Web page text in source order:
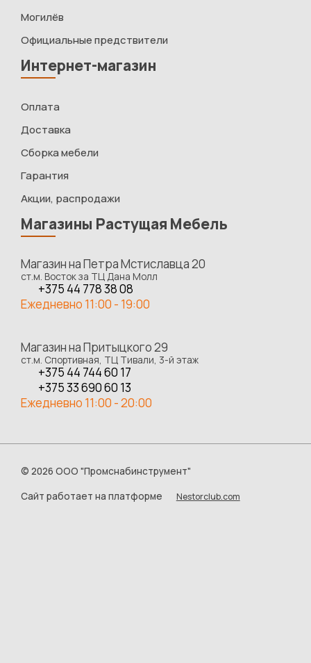
Могилёв
Официальные предствители
Интернет-магазин
Оплата
Доставка
Сборка мебели
Гарантия
Акции, распродажи
Магазины Растущая Мебель
Магазин на Петра Мстиславца 20
ст.м. Восток за ТЦ Дана Молл
+375 44 778 38 08
Ежедневно 11:00 - 19:00
Магазин на Притыцкого 29
ст.м. Спортивная, ТЦ Тивали, 3-й этаж
+375 44 744 60 17
+375 33 690 60 13
Ежедневно 11:00 - 20:00
© 2026 ООО "Промснабинструмент"
Сайт работает на платформе
Nestorclub.com